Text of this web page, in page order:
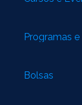
Programas
Bolsas